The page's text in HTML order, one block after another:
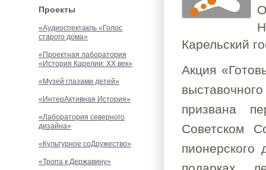
Проекты
«Аудиоспектакль «Голос
старого дома»
«Проектная лаборатория
«История Карелии: XX век»
«Музей глазами детей»
«ИнтерАктивная История»
«Лаборатория северного
дизайна»
«Культурное соДружество»
«Тропа к Державину»
Карельский
Акция
призвана
Советском
пионерского